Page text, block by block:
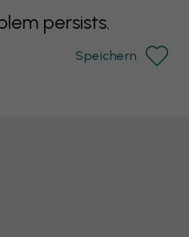
persists.
Speichern